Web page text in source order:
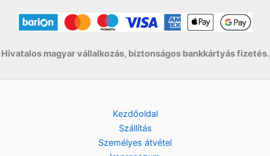
Hivatalos magyar vállalkozás, biztonságos bankkártyás fizetés.
Kezdőoldal
Szállítás
Személyes átvétel